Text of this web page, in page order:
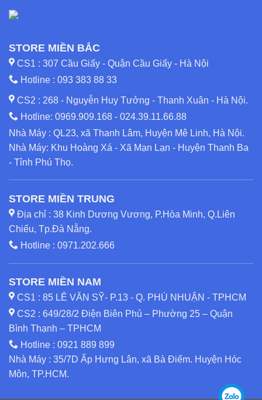
STORE MIỀN BẮC
CS1 : 307 Cầu Giấy - Quận Cầu Giấy - Hà Nội
Hotline : 093 383 88 33
CS2 : 268 - Nguyễn Huy Tưởng - Thanh Xuân - Hà Nội.
Hotline: 0969.909.168 - 024.39.11.66.88
Nhà Máy : QL23, xã Thanh Lâm, Huyện Mê Linh, Hà Nội.
Nhà Máy: Khu Hoàng Xá - Xã Mạn Lạn - Huyện Thanh Ba
- Tỉnh Phú Thọ.
STORE MIỀN TRUNG
Địa chỉ : 38 Kinh Dương Vương, P.Hòa Minh, Q.Liên
Chiểu, Tp.Đà Nẵng.
Hotline : 0971.202.666
STORE MIỀN NAM
CS1 : 85 LÊ VĂN SỸ- P.13 - Q. PHÚ NHUẬN - TPHCM
CS2 : 649/28/2 Điện Biên Phủ – Phường 25 – Quận
Bình Thạnh – TPHCM
Hotline : 0921 889 899
Nhà Máy : 35/7D Ấp Hưng Lân, xã Bà Điểm. Huyện Hóc
Môn, TP.HCM.